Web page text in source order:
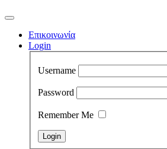
Επικοινωνία
Login
Username
Password
Remember Me